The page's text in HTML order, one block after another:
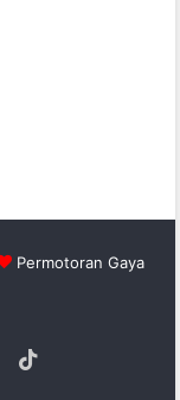
Permotoran Gaya